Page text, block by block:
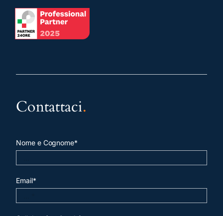
Contattaci.
Nome e Cognome*
Email*